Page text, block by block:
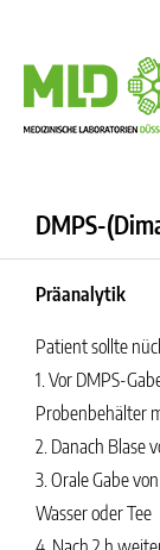
DMPS-
Präanalytik
Patient sollte
1. Vor DMPS-
Probenbehälter
2. Danach Blase
3. Orale Gabe
Wasser oder Tee